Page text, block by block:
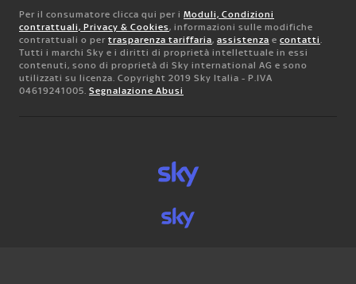
Per il consumatore clicca qui per i Moduli, Condizioni
contrattuali, Privacy & Cookies, informazioni sulle modifiche
contrattuali o per trasparenza tariffaria, assistenza e contatti.
Tutti i marchi Sky e i diritti di proprietà intellettuale in essi
contenuti, sono di proprietà di Sky international AG e sono
utilizzati su licenza. Copyright 2019 Sky Italia - P.IVA
04619241005. Segnalazione Abusi